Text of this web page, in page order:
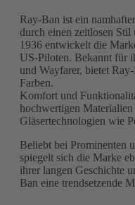
Ray-Ban ist ein
durch einen zeitlosen Stil
1936 entwickelt die
US-Piloten. Bekannt für
und Wayfarer, bietet
Farben.
Komfort und
hochwertigen
Gläsertechnologien wie
Beliebt bei Prominenten
spiegelt sich die Marke
ihrer langen Geschichte
Ban eine trendsetzende